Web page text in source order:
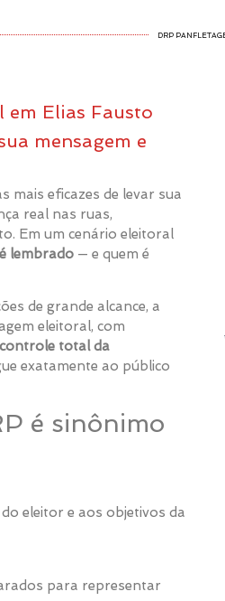
DRP
Elias Fausto
mensagem e
mais eficazes de levar sua
real nas ruas,
Em um cenário eleitoral
lembrado — e quem é
de grande alcance, a
eleitoral, com
total da
exatamente ao público
é sinônimo
eleitor e aos objetivos da
para representar